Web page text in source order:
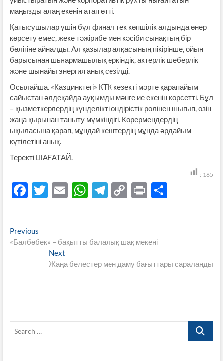
маңызды алаң екенін атап өтті.
Қатысушылар үшін бұл финал тек көпшілік алдында өнер
көрсету емес, жеке тәжірибе мен кәсіби сынақтың бір
бөлігіне айналды. Ал қазылар алқасының пікірінше, ойын
барысынан шығармашылық еркіндік, актерлік шеберлік
және шынайы энергия анық сезілді.
Осылайша, «Казцинктегі» КТК кезекті мәрте қарапайым
сайыстан әлдеқайда ауқымды мәнге ие екенін көрсетті. Бұл
– қызметкерлердің күнделікті өндірістік рөлінен шығып, өзін
жаңа қырынан таныту мүмкіндігі. Көрермендердің
ықыласына қарап, мұндай кештердің мұнда әрдайым
күтілетіні анық.
Теректі ШАҒАТАЙ.
: 165
F
b
T
er
E W
s
p
T
gr
m
C
y
n
P S
Навигация
по
записям
PreviousPrevious
post:
«Балбөбек» – бақытты балалық шақ мекені
Next
post:
Жаңа белестер мен даму бағыттары сараланды
Search